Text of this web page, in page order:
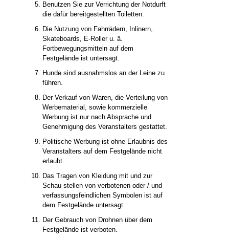
Benutzen Sie zur Verrichtung der Notdurft
die dafür bereitgestellten Toiletten.
Die Nutzung von Fahrrädern, Inlinern,
Skateboards, E-Roller u. ä.
Fortbewegungsmitteln auf dem
Festgelände ist untersagt.
Hunde sind ausnahmslos an der Leine zu
führen.
Der Verkauf von Waren, die Verteilung von
Werbematerial, sowie kommerzielle
Werbung ist nur nach Absprache und
Genehmigung des Veranstalters gestattet.
Politische Werbung ist ohne Erlaubnis des
Veranstalters auf dem Festgelände nicht
erlaubt.
Das Tragen von Kleidung mit und zur
Schau stellen von verbotenen oder / und
verfassungsfeindlichen Symbolen ist auf
dem Festgelände untersagt.
Der Gebrauch von Drohnen über dem
Festgelände ist verboten.